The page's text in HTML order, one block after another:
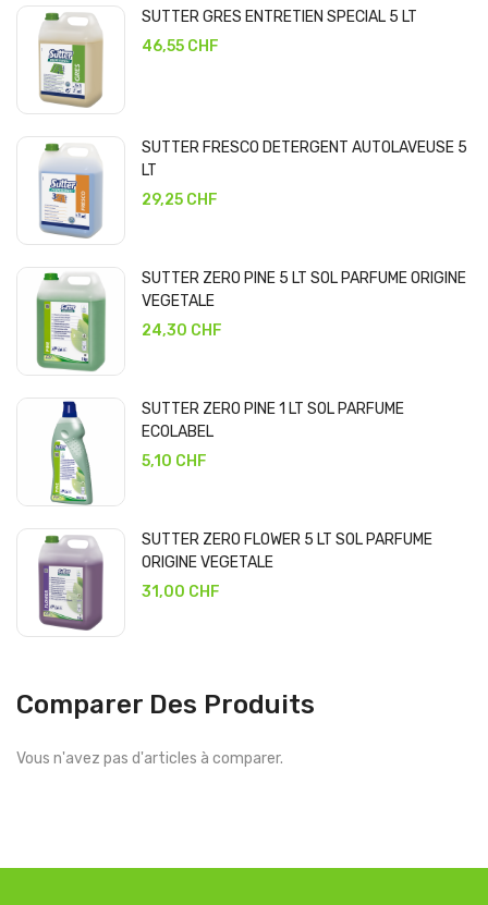
SUTTER GRES ENTRETIEN SPECIAL 5 LT
46,55 CHF
SUTTER FRESCO DETERGENT AUTOLAVEUSE 5
LT
29,25 CHF
SUTTER ZERO PINE 5 LT SOL PARFUME ORIGINE
VEGETALE
24,30 CHF
SUTTER ZERO PINE 1 LT SOL PARFUME
ECOLABEL
5,10 CHF
SUTTER ZERO FLOWER 5 LT SOL PARFUME
ORIGINE VEGETALE
31,00 CHF
Comparer Des Produits
Vous n'avez pas d'articles à comparer.